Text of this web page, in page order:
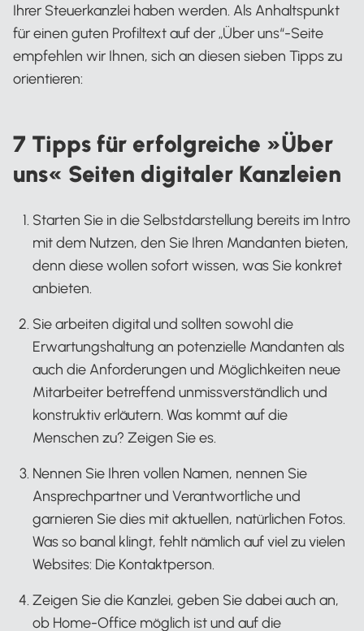
Ihrer Steuerkanzlei haben werden. Als Anhaltspunkt
für einen guten Profiltext auf der „Über uns“-Seite
empfehlen wir Ihnen, sich an diesen sieben Tipps zu
orientieren:
7 Tipps für erfolgreiche »Über
uns« Seiten digitaler Kanzleien
Starten Sie in die Selbstdarstellung bereits im Intro
mit dem Nutzen, den Sie Ihren Mandanten bieten,
denn diese wollen sofort wissen, was Sie konkret
anbieten.
Sie arbeiten digital und sollten sowohl die
Erwartungshaltung an potenzielle Mandanten als
auch die Anforderungen und Möglichkeiten neue
Mitarbeiter betreffend unmissverständlich und
konstruktiv erläutern. Was kommt auf die
Menschen zu? Zeigen Sie es.
Nennen Sie Ihren vollen Namen, nennen Sie
Ansprechpartner und Verantwortliche und
garnieren Sie dies mit aktuellen, natürlichen Fotos.
Was so banal klingt, fehlt nämlich auf viel zu vielen
Websites: Die Kontaktperson.
Zeigen Sie die Kanzlei, geben Sie dabei auch an,
ob Home-Office möglich ist und auf die